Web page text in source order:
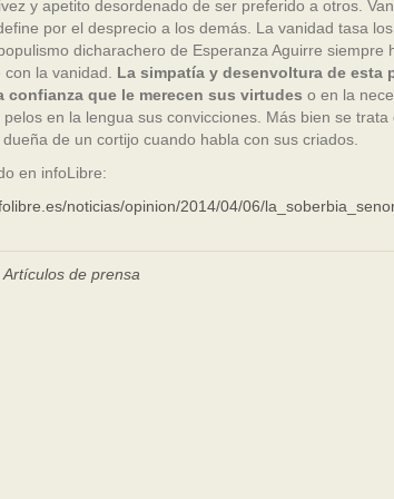
y apetito desordenado de ser preferido a otros.
por el desprecio a los demás. La vanidad tasa
dicharachero de Esperanza Aguirre siempre
la vanidad.
La simpatía y desenvoltura de esta
confianza que le merecen sus virtudes o en la
pelos en la lengua sus convicciones. Más bien se
de un cortijo cuando habla con sus criados.
en infoLibre:
noticias/opinion/2014/04/06/
Artículos de prensa